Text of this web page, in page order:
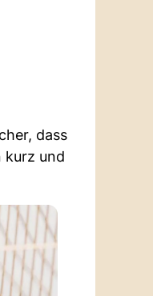
dass
kurz und